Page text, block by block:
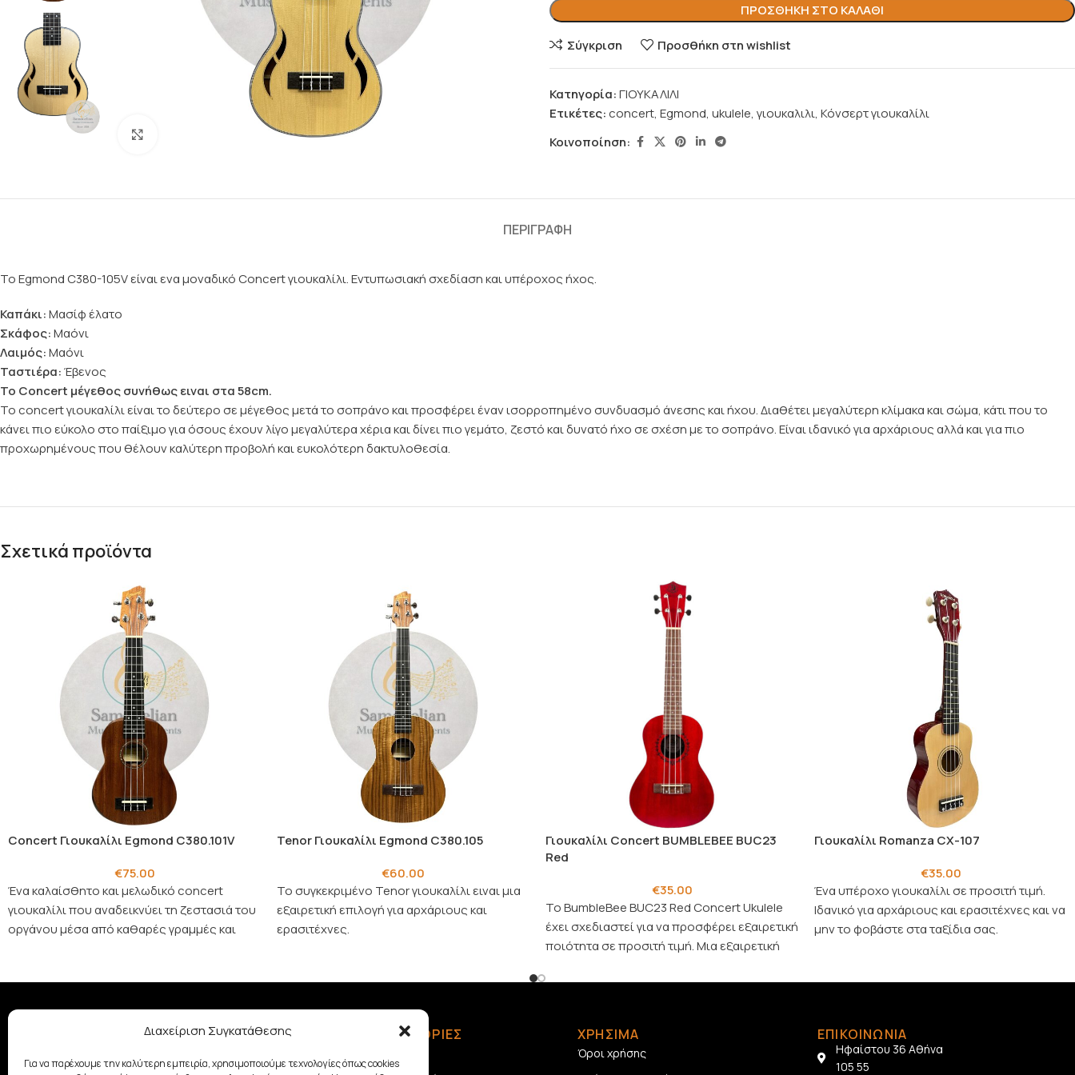
Διαχείριση Συγκατάθεσης
Για να παρέχουμε την καλύτερη εμπειρία, χρησιμοποιούμε τεχνολογίες όπως cookies
ΠΡΟΣΘΉΚΗ ΣΤΟ ΚΑΛΆΘΙ
Σύγκριση Προσθήκη στη wishlist
Κατηγορία:ΓΙΟΥΚΑΛΙΛΙ
Ετικέτες:concert, Egmond, ukulele, γιουκαλιλι, Κόνσερτ γιουκαλίλι
Κοινοποίηση:
ΠΕΡΙΓΡΑΦΉ
To Egmond C380-105V είναι ενα μοναδικό Concert γιουκαλίλι. Εντυπωσιακή σχεδίαση και υπέροχος ήχος.
Καπάκι:Μασίφ έλατο
Σκάφος:Μαόνι
Λαιμός:Μαόνι
Ταστιέρα:Έβενος
Το Concert μέγεθος συνήθως ειναι στα 58cm.
Το concert γιουκαλίλι είναι το δεύτερο σε μέγεθος μετά το σοπράνο και προσφέρει έναν ισορροπημένο συνδυασμό άνεσης και ήχου. Διαθέτει μεγαλύτερη κλίμακα και σώμα, κάτι που το
κάνει πιο εύκολο στο παίξιμο για όσους έχουν λίγο μεγαλύτερα χέρια και δίνει πιο γεμάτο, ζεστό και δυνατό ήχο σε σχέση με το σοπράνο. Είναι ιδανικό για αρχάριους αλλά και για πιο
προχωρημένους που θέλουν καλύτερη προβολή και ευκολότερη δακτυλοθεσία.
Σχετικά προϊόντα
Concert Γιουκαλίλι Egmond C380.101V
€75.00
Ένα καλαίσθητο και μελωδικό concert
γιουκαλίλι που αναδεικνύει τη ζεστασιά του
οργάνου μέσα από καθαρές γραμμές και
Tenor Γιουκαλίλι Egmond C380.105
€60.00
Το συγκεκριμένο Tenor γιουκαλίλι ειναι μια
εξαιρετική επιλογή για αρχάριους και
ερασιτέχνες.
Γιουκαλίλι Concert BUMBLEBEE BUC23
Red
€35.00
Το BumbleBee BUC23 Red Concert Ukulele
έχει σχεδιαστεί για να προσφέρει εξαιρετική
ποιότητα σε προσιτή τιμή. Μια εξαιρετική
Γιουκαλίλι Romanza CX-107
€35.00
Ένα υπέροχο γιουκαλίλι σε προσιτή τιμή.
Ιδανικό για αρχάριους και ερασιτέχνες και να
μην το φοβάστε στα ταξίδια σας.
ΣΧΕΤΙΚΆ ΜΕ ΕΜΆΣ
οικογένεια Σαμουελιάν στηρίζει
ΠΛΗΡΟΦΟΡΙΕΣ ΧΡΗΣΙΜΑ
Όροι χρήσης
ΕΠΙΚΟΙΝΩΝΙΑ
Ηφαίστου 36 Αθήνα
105 55